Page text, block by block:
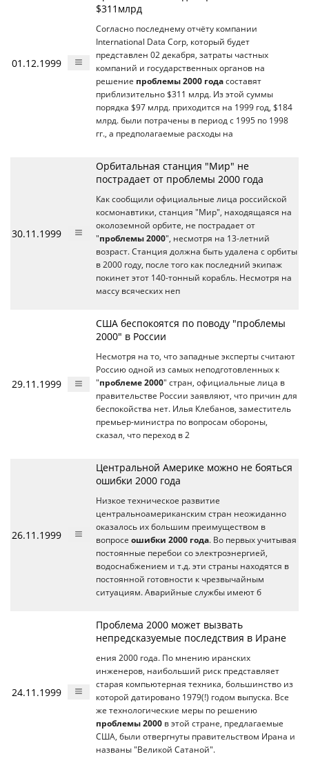
01.12.1999
$311млрд
Согласно последнему отчёту компании
International Data Corp, который будет
представлен 02 декабря, затраты частных
компаний и государственных органов на
решение проблемы 2000 года составят
приблизительно $311 млрд. Из этой суммы
порядка $97 млрд. приходится на 1999 год, $184
млрд. были потрачены в период с 1995 по 1998
гг., а предполагаемые расходы на
30.11.1999
Орбитальная станция "Мир" не
пострадает от проблемы 2000 года
Как сообщили официальные лица российской
космонавтики, станция "Мир", находящаяся на
околоземной орбите, не пострадает от
"проблемы 2000", несмотря на 13-летний
возраст. Станция должна быть удалена с орбиты
в 2000 году, после того как последний экипаж
покинет этот 140-тонный корабль. Несмотря на
массу всяческих неп
29.11.1999
США беспокоятся по поводу "проблемы
2000" в России
Несмотря на то, что западные эксперты считают
Россию одной из самых неподготовленных к
"проблеме 2000" стран, официальные лица в
правительстве России заявляют, что причин для
беспокойства нет. Илья Клебанов, заместитель
премьер-министра по вопросам обороны,
сказал, что переход в 2
26.11.1999
Центральной Америке можно не бояться
ошибки 2000 года
Низкое техническое развитие
центральноамериканским стран неожиданно
оказалось их большим преимуществом в
вопросе ошибки 2000 года. Во первых учитывая
постоянные перебои со электроэнергией,
водоснабжением и т.д. эти страны находятся в
постоянной готовности к чрезвычайным
ситуациям. Аварийные службы имеют б
24.11.1999
Проблема 2000 может вызвать
непредсказуемые последствия в Иране
ения 2000 года. По мнению иранских
инженеров, наибольший риск представляет
старая компьютерная техника, большинство из
которой датировано 1979(!) годом выпуска. Все
же технологические меры по решению
проблемы 2000 в этой стране, предлагаемые
США, были отвергнуты правительством Ирана и
названы "Великой Сатаной".